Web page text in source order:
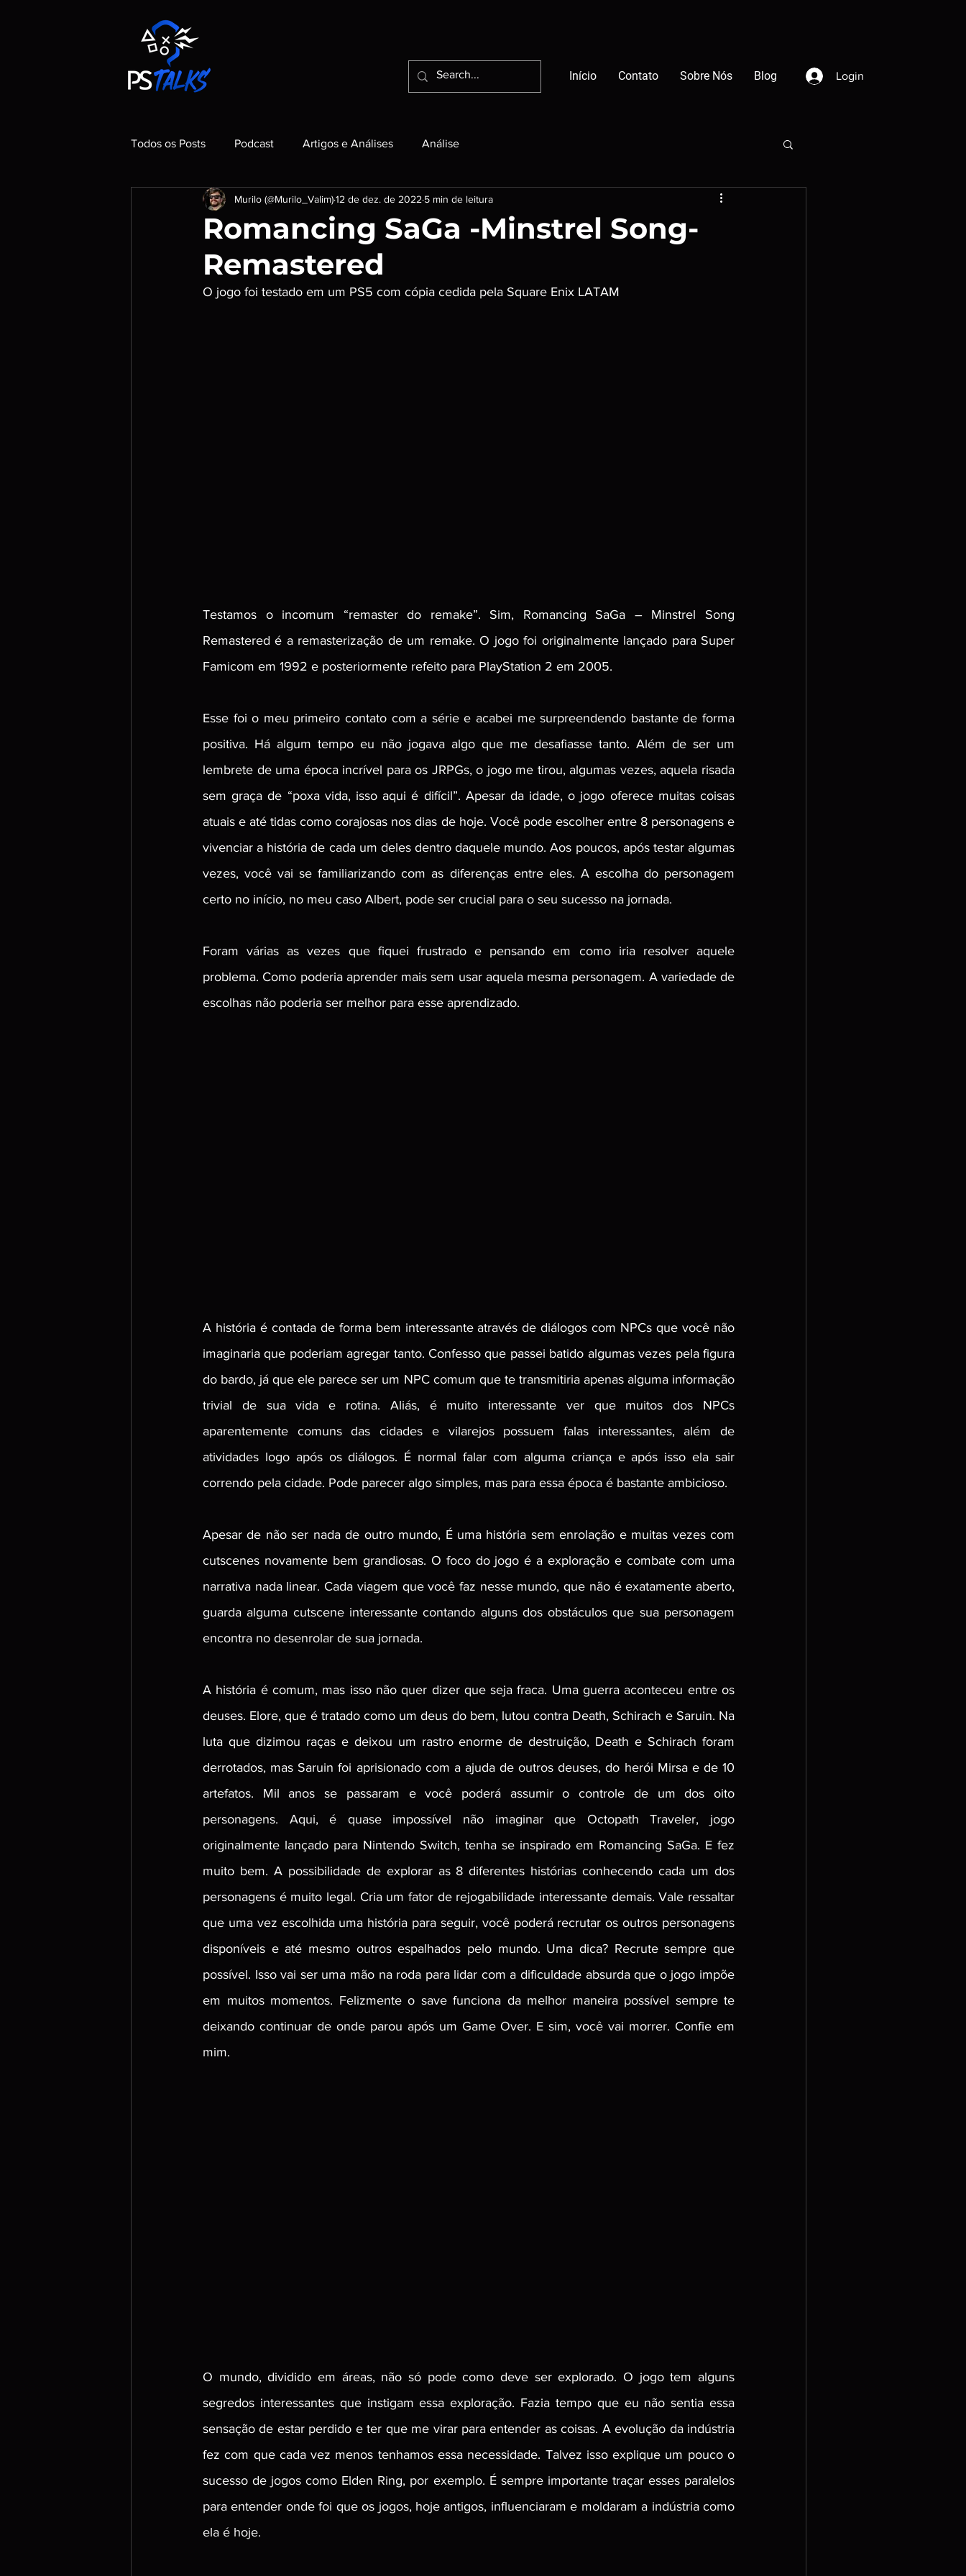
Início Contato Sobre Nós Blog Login
Todos os Posts Podcast Artigos e Análises Análise
Romancing SaGa -Minstrel Song-
Remastered
Murilo (@Murilo_Valim)12 de dez. de 2022 5 min de leitura
O jogo foi testado em um PS5 com cópia cedida pela Square Enix LATAM
Testamos o incomum “remaster do remake”. Sim, Romancing SaGa – Minstrel Song
Remastered é a remasterização de um remake. O jogo foi originalmente lançado para Super
Famicom em 1992 e posteriormente refeito para PlayStation 2 em 2005.
Esse foi o meu primeiro contato com a série e acabei me surpreendendo bastante de forma
positiva. Há algum tempo eu não jogava algo que me desafiasse tanto. Além de ser um
lembrete de uma época incrível para os JRPGs, o jogo me tirou, algumas vezes, aquela risada
sem graça de “poxa vida, isso aqui é difícil”. Apesar da idade, o jogo oferece muitas coisas
atuais e até tidas como corajosas nos dias de hoje. Você pode escolher entre 8 personagens e
vivenciar a história de cada um deles dentro daquele mundo. Aos poucos, após testar algumas
vezes, você vai se familiarizando com as diferenças entre eles. A escolha do personagem
certo no início, no meu caso Albert, pode ser crucial para o seu sucesso na jornada.
Foram várias as vezes que fiquei frustrado e pensando em como iria resolver aquele
problema. Como poderia aprender mais sem usar aquela mesma personagem. A variedade de
escolhas não poderia ser melhor para esse aprendizado.
A história é contada de forma bem interessante através de diálogos com NPCs que você não
imaginaria que poderiam agregar tanto. Confesso que passei batido algumas vezes pela figura
do bardo, já que ele parece ser um NPC comum que te transmitiria apenas alguma informação
trivial de sua vida e rotina. Aliás, é muito interessante ver que muitos dos NPCs
aparentemente comuns das cidades e vilarejos possuem falas interessantes, além de
atividades logo após os diálogos. É normal falar com alguma criança e após isso ela sair
correndo pela cidade. Pode parecer algo simples, mas para essa época é bastante ambicioso.
Apesar de não ser nada de outro mundo, É uma história sem enrolação e muitas vezes com
cutscenes novamente bem grandiosas. O foco do jogo é a exploração e combate com uma
narrativa nada linear. Cada viagem que você faz nesse mundo, que não é exatamente aberto,
guarda alguma cutscene interessante contando alguns dos obstáculos que sua personagem
encontra no desenrolar de sua jornada.
A história é comum, mas isso não quer dizer que seja fraca. Uma guerra aconteceu entre os
deuses. Elore, que é tratado como um deus do bem, lutou contra Death, Schirach e Saruin. Na
luta que dizimou raças e deixou um rastro enorme de destruição, Death e Schirach foram
derrotados, mas Saruin foi aprisionado com a ajuda de outros deuses, do herói Mirsa e de 10
artefatos. Mil anos se passaram e você poderá assumir o controle de um dos oito
personagens. Aqui, é quase impossível não imaginar que Octopath Traveler, jogo
originalmente lançado para Nintendo Switch, tenha se inspirado em Romancing SaGa. E fez
muito bem. A possibilidade de explorar as 8 diferentes histórias conhecendo cada um dos
personagens é muito legal. Cria um fator de rejogabilidade interessante demais. Vale ressaltar
que uma vez escolhida uma história para seguir, você poderá recrutar os outros personagens
disponíveis e até mesmo outros espalhados pelo mundo. Uma dica? Recrute sempre que
possível. Isso vai ser uma mão na roda para lidar com a dificuldade absurda que o jogo impõe
em muitos momentos. Felizmente o save funciona da melhor maneira possível sempre te
deixando continuar de onde parou após um Game Over. E sim, você vai morrer. Confie em
mim.
O mundo, dividido em áreas, não só pode como deve ser explorado. O jogo tem alguns
segredos interessantes que instigam essa exploração. Fazia tempo que eu não sentia essa
sensação de estar perdido e ter que me virar para entender as coisas. A evolução da indústria
fez com que cada vez menos tenhamos essa necessidade. Talvez isso explique um pouco o
sucesso de jogos como Elden Ring, por exemplo. É sempre importante traçar esses paralelos
para entender onde foi que os jogos, hoje antigos, influenciaram e moldaram a indústria como
ela é hoje.